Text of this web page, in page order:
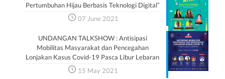
Pertumbuhan Hijau Berbasis Teknologi Digital”
07 June 2021
UNDANGAN TALKSHOW : Antisipasi
Mobilitas Masyarakat dan Pencegahan
Lonjakan Kasus Covid-19 Pasca Libur Lebaran
15 May 2021